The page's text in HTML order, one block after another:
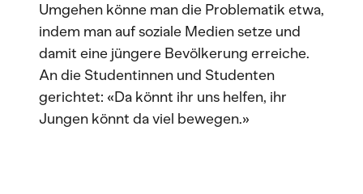
Umgehen könne man die Problematik etwa,
indem man auf soziale Medien setze und
damit eine jüngere Bevölkerung erreiche.
An die Studentinnen und Studenten
gerichtet: «Da könnt ihr uns helfen, ihr
Jungen könnt da viel bewegen.»